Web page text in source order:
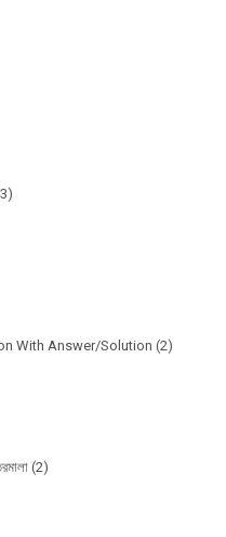
With Answer/Solution (2)
(2)